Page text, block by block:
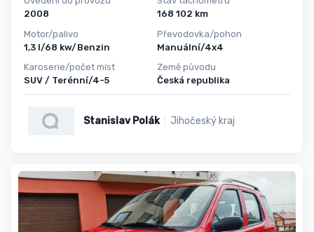
2008
Motor/palivo
1,3 l/68 kw/Benzin
Karoserie/počet míst
SUV / Terénní/4-5
168 102 km
Převodovka/pohon
Manuální/4x4
Země původu
Česká republika
Stanislav Polák Jihočeský kraj